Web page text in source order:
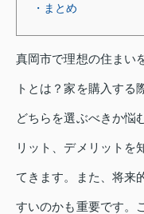
・まとめ
真岡市で理想の住まい
トとは？家を購入する
どちらを選ぶべきか悩
リット、デメリットを
てきます。また、将来
すいのかも重要です。